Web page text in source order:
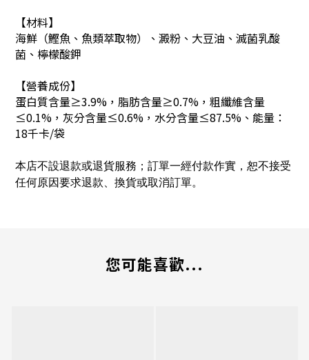
【材料】
海鮮（鰹魚、魚類萃取物）、澱粉、大豆油、滅菌乳酸
菌、檸檬酸鉀
【營養成份】
蛋白質含量≥3.9%，脂肪含量≥0.7%，粗纖維含量
≤0.1%，灰分含量≤0.6%，水分含量≤87.5%、 能量：
18千卡/袋
本店不設退款或退貨服務；訂單一經付款作實，恕不接受
任何原因要求退款、換貨或取消訂單。
您可能喜歡...